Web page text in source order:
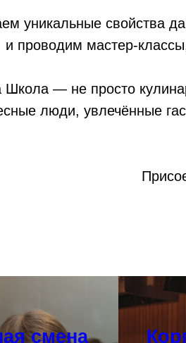
уникальные свойства
и проводим мастер-
— не просто
люди, увлечённые
смена